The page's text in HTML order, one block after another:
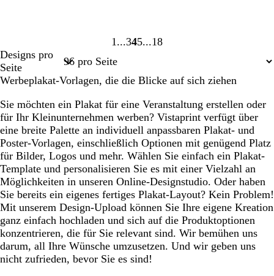
Seite
1
1
Seite
3Seite
4Seite
5
Seite
18
Designs pro
Seite
Werbeplakat-Vorlagen, die die Blicke auf sich ziehen
Sie möchten ein Plakat für eine Veranstaltung erstellen oder
für Ihr Kleinunternehmen werben? Vistaprint verfügt über
eine breite Palette an individuell anpassbaren Plakat- und
Poster-Vorlagen, einschließlich Optionen mit genügend Platz
für Bilder, Logos und mehr. Wählen Sie einfach ein Plakat-
Template und personalisieren Sie es mit einer Vielzahl an
Möglichkeiten in unseren Online-Designstudio. Oder haben
Sie bereits ein eigenes fertiges Plakat-Layout? Kein Problem!
Mit unserem Design-Upload können Sie Ihre eigene Kreation
ganz einfach hochladen und sich auf die Produktoptionen
konzentrieren, die für Sie relevant sind. Wir bemühen uns
darum, all Ihre Wünsche umzusetzen. Und wir geben uns
nicht zufrieden, bevor Sie es sind!